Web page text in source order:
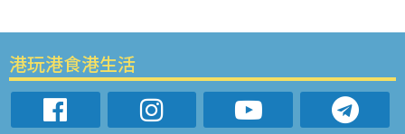
港玩港食港生活